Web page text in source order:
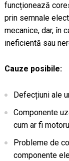
funcționează
prin semnale
mecanice, dar, în
ineficientă sau
Cauze posibile:
Defecțiuni ale
Componente
cum ar fi
Probleme de
componente